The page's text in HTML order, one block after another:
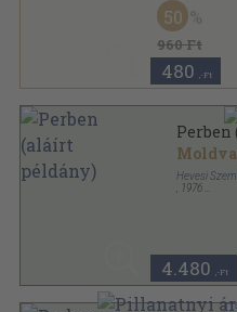
Ragasztott
960 Ft
50
480 ,-Ft
Hevesi
1976
4.480 ,-Ft